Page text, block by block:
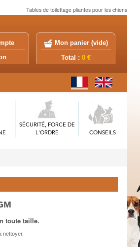
Tables de toilettage pliantes pour les chiens
Mon panier (vide)
Total : 0 €
SÉCURITÉ, FORCE DE
L'ORDRE
CONSEILS
toute taille.
nettoyer.